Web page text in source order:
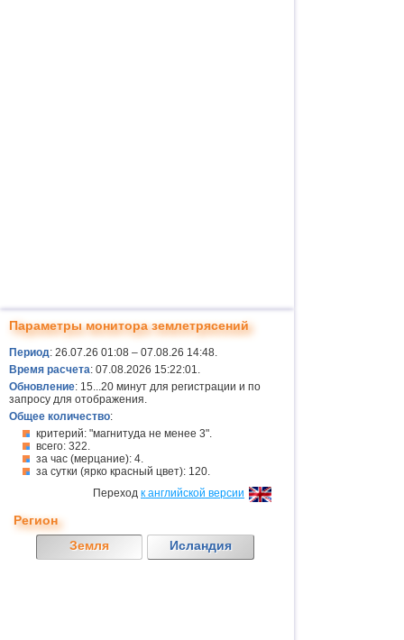
Параметры монитора землетрясений
Период: 26.07.26 01:08 – 07.08.26 14:48.
Время расчета: 07.08.2026 15:22:01.
Обновление: 15...20 минут для регистрации и по
запросу для отображения.
Общее количество:
критерий: "магнитуда не менее 3".
всего: 322.
за час (мерцание): 4.
за сутки (ярко красный цвет): 120.
Переход к английской версии
Регион
Земля
Исландия